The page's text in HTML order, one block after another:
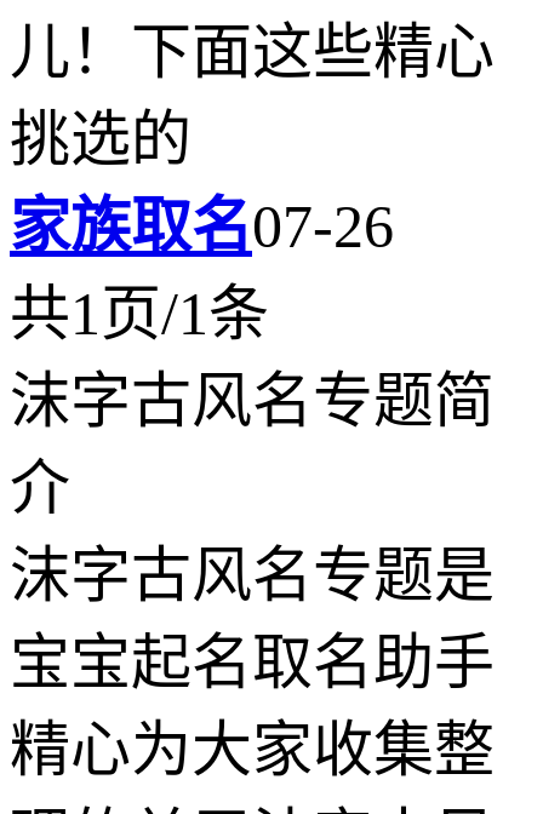
儿！下面这些精心
挑选的
家族取名07-26
共1页/1条
沫字古风名专题简
介
沫字古风名专题是
宝宝起名取名助手
精心为大家收集整